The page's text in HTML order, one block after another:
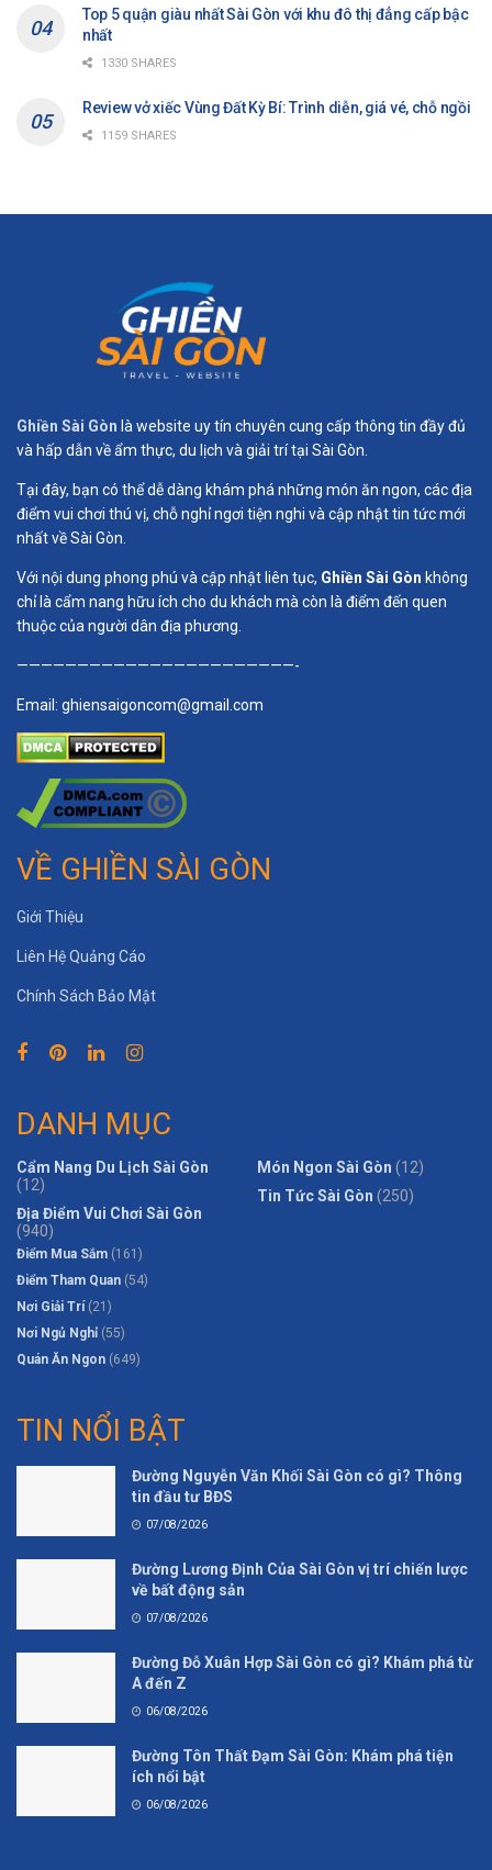
Top 5 quận giàu nhất Sài Gòn với khu đô thị đẳng cấp bậc
nhất
1330 SHARES
Review vở xiếc Vùng Đất Kỳ Bí: Trình diễn, giá vé, chỗ ngồi
1159 SHARES
Ghiền Sài Gòn là website uy tín chuyên cung cấp thông tin đầy đủ
và hấp dẫn về ẩm thực, du lịch và giải trí tại Sài Gòn.
Tại đây, bạn có thể dễ dàng khám phá những món ăn ngon, các địa
điểm vui chơi thú vị, chỗ nghỉ ngơi tiện nghi và cập nhật tin tức mới
nhất về Sài Gòn.
Với nội dung phong phú và cập nhật liên tục, Ghiền Sài Gòn không
chỉ là cẩm nang hữu ích cho du khách mà còn là điểm đến quen
thuộc của người dân địa phương.
———————————————————————-
Email: ghiensaigoncom@gmail.com
VỀ GHIỀN SÀI GÒN
Giới Thiệu
Liên Hệ Quảng Cáo
Chính Sách Bảo Mật
DANH MỤC
Cẩm Nang Du Lịch Sài Gòn
(12)
Địa Điểm Vui Chơi Sài Gòn
(940)
Điểm Mua Sắm (161)
Điểm Tham Quan (54)
Nơi Giải Trí (21)
Nơi Ngủ Nghỉ (55)
Quán Ăn Ngon (649)
Món Ngon Sài Gòn (12)
Tin Tức Sài Gòn (250)
TIN NỔI BẬT
Đường Nguyễn Văn Khối Sài Gòn có gì? Thông
tin đầu tư BĐS
07/08/2026
Đường Lương Định Của Sài Gòn vị trí chiến lược
về bất động sản
07/08/2026
Đường Đỗ Xuân Hợp Sài Gòn có gì? Khám phá từ
A đến Z
06/08/2026
Đường Tôn Thất Đạm Sài Gòn: Khám phá tiện
ích nổi bật
06/08/2026